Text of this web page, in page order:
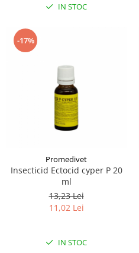
IN STOC
-17%
Promedivet
Insecticid Ectocid cyper P 20
ml
13,23 Lei
11,02 Lei
IN STOC